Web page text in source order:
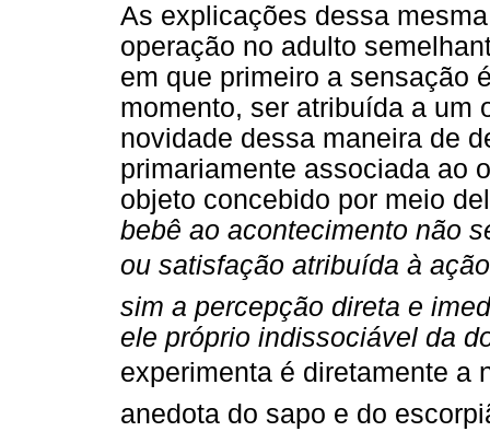
As explicações dessa
operação no adulto
em que primeiro a sensação
momento, ser atribuída a um
novidade dessa maneira de
primariamente associada ao
objeto concebido por meio
bebê ao acontecimento não
ou satisfação atribuída à
sim a percepção direta e
ele próprio indissociável da
experimenta é diretamente a
anedota do sapo e do